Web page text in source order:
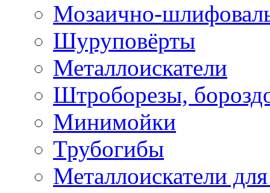
Мозаично-
Шуруповёрты
Металлоискатели
Штроборезы,
Минимойки
Трубогибы
Металлоискатели